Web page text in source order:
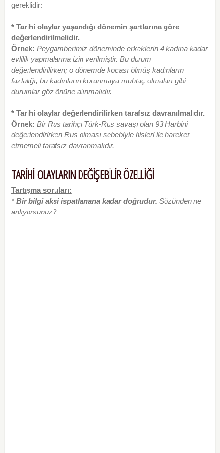
gereklidir:
* Tarihi olaylar yaşandığı dönemin şartlarına göre
değerlendirilmelidir.
Örnek: Peygamberimiz döneminde erkeklerin 4 kadına kadar
evlilik yapmalarına izin verilmiştir. Bu durum
değerlendirilirken; o dönemde kocası ölmüş kadınların
fazlalığı, bu kadınların korunmaya muhtaç olmaları gibi
durumlar göz önüne alınmalıdır.
* Tarihi olaylar değerlendirilirken tarafsız davranılmalıdır.
Örnek: Bir Rus tarihçi Türk-Rus savaşı olan 93 Harbini
değerlendirirken Rus olması sebebiyle hisleri ile hareket
etmemeli tarafsız davranmalıdır.
TARİHİ OLAYLARIN DEĞİŞEBİLİR ÖZELLİĞİ
Tartışma soruları:
* Bir bilgi aksi ispatlanana kadar doğrudur. Sözünden ne
anlıyorsunuz?